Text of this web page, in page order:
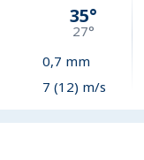
35°
27°
0,7 mm
7 (12) m/s